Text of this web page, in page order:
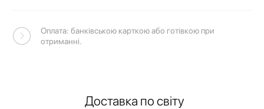
Оплата: банківською карткою або готівкою при
отриманні.
Доставка по світу